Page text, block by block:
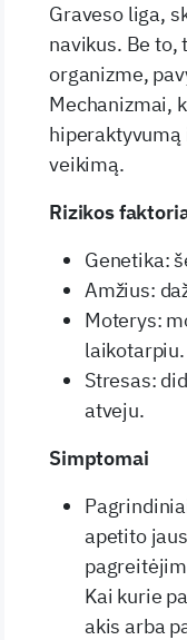
Graveso liga,
navikus. Be
organizme,
Mechanizmai,
veikimą.
Rizikos
Genetika:
Amžius:
Moterys:
laikotarpiu.
Stresas:
atveju.
Simptomai
apetito
Kai kurie
akis arba